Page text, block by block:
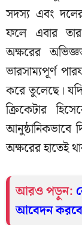
সদস্য এবং
ফলে এবার
অক্ষরের
ভারসাম্যপূর্ণ
করে তুলেছে।
ক্রিকেটার
আনুষ্ঠানিকভাবে
অক্ষরের হাতেই
আরও পড়ুন:
আবেদন